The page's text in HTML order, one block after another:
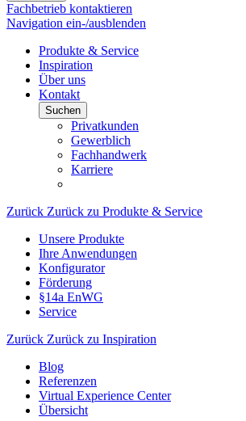
Fachbetrieb kontaktieren
Navigation ein-/ausblenden
Produkte & Service
Inspiration
Über uns
Kontakt
Suchen
Privatkunden
Gewerblich
Fachhandwerk
Karriere
Zurück Zurück zu Produkte & Service
Unsere Produkte
Ihre Anwendungen
Konfigurator
Förderung
§14a EnWG
Service
Zurück Zurück zu Inspiration
Blog
Referenzen
Virtual Experience Center
Übersicht